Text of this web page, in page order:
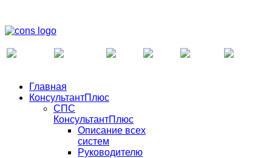
Главная
КонсультантПлюс
СПС
КонсультантПлюс
Описание всех
систем
Руководителю